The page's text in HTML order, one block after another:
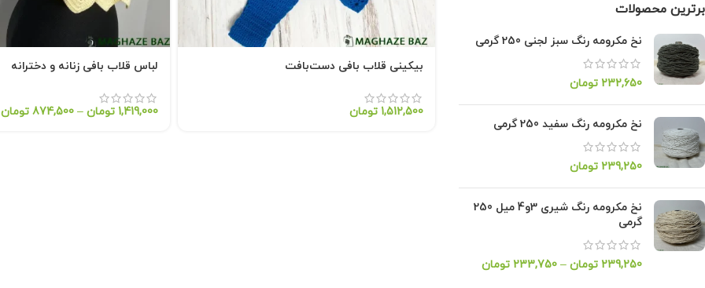
برترین محصولات
نخ مکرومه رنگ سبز لجنی 250 گرمی
232,650 تومان
نخ مکرومه رنگ سفید 250 گرمی
239,250 تومان
نخ مکرومه رنگ شیری 3و4 میل 250
گرمی
239,250 تومان –
233,750 تومان
بیکینی قلاب بافی دست‌بافت
1,512,500 تومان
لباس قلاب بافی زنانه و دخترانه
1,419,000 تومان –
874,500 تومان